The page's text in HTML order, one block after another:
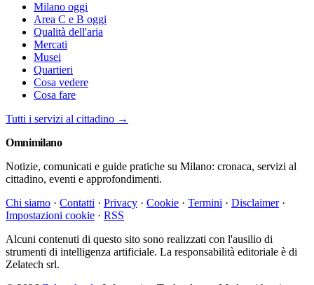
Milano oggi
Area C e B oggi
Qualità dell'aria
Mercati
Musei
Quartieri
Cosa vedere
Cosa fare
Tutti i servizi al cittadino →
Omnimilano
Notizie, comunicati e guide pratiche su Milano: cronaca, servizi al
cittadino, eventi e approfondimenti.
Chi siamo · Contatti · Privacy · Cookie · Termini · Disclaimer ·
Impostazioni cookie · RSS
Alcuni contenuti di questo sito sono realizzati con l'ausilio di
strumenti di intelligenza artificiale. La responsabilità editoriale è di
Zelatech srl.